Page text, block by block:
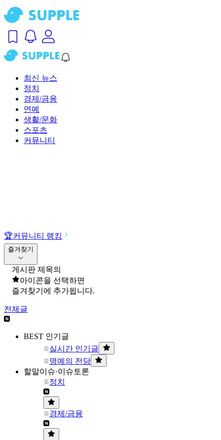
최신 뉴스
정치
경제/금융
연예
생활/문화
스포츠
커뮤니티
🏆커뮤니티 랭킹
즐겨찾기
게시판 제목의
아이콘을 선택하면
즐겨찾기에 추가됩니다.
전체글
BEST 인기글
실시간 인기글
명예의 전당
할말이슈·이슈토론
정치
경제/금융